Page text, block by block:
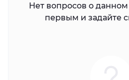
Нет вопросов о данном
первым и задайте